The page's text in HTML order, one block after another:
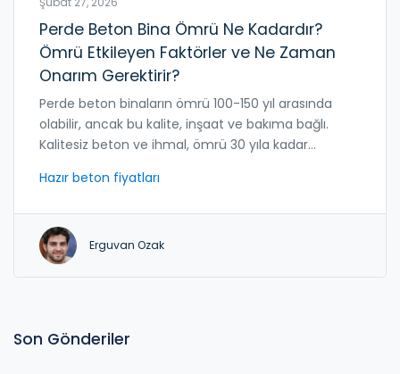
Perde Beton Bina Ömrü Ne Kadardır?
Ömrü Etkileyen Faktörler ve Ne Zaman
Onarım Gerektirir?
Perde beton binaların ömrü 100-150 yıl arasında
olabilir, ancak bu kalite, inşaat ve bakıma bağlı.
Kalitesiz beton ve ihmal, ömrü 30 yıla kadar
seçimine yatırım yapmak kritik önem taşır.
Hazır beton fiyatları
Erguvan Ozak
Son Gönderiler